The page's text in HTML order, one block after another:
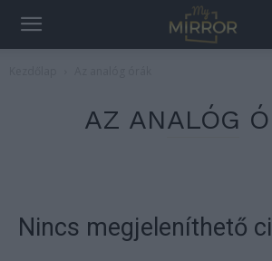
AZ ANALÓG
Nincs megjeleníthető